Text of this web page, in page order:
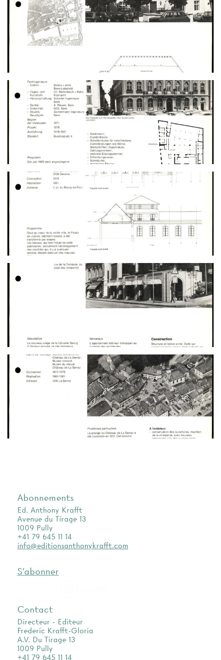
Abonnements
Ed. Anthony Krafft
Avenue du Tirage 13
1009 Pully
+41 79 645 11 14
info@editionsanthonykrafft.com
S'abonner
Contact
Directeur - Editeur
Frederic Krafft-Gloria
A.V. Du Tirage 13
1009 Pully
+41 79 645 11 14